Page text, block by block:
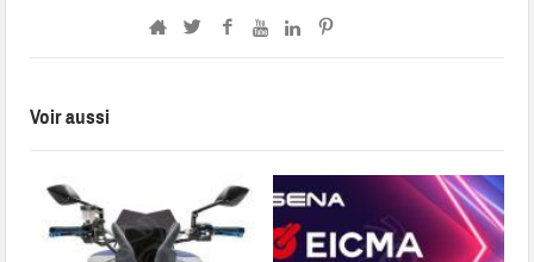
Voir aussi